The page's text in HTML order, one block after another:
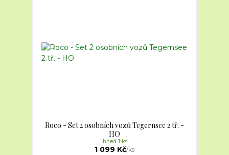
Roco - Set 2 osobních vozů Tegernsee 2 tř. -
HO
1 099 Kč/ks
ihned 1 ks